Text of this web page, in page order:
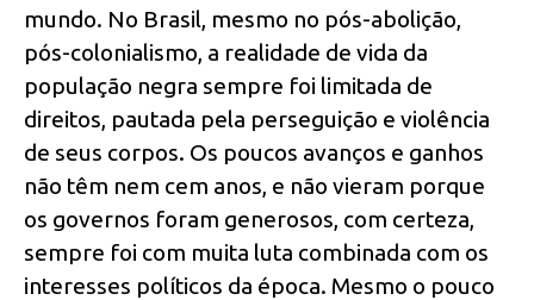
mundo. No Brasil, mesmo no pós-abolição,
pós-colonialismo, a realidade de vida da
população negra sempre foi limitada de
direitos, pautada pela perseguição e violência
de seus corpos. Os poucos avanços e ganhos
não têm nem cem anos, e não vieram porque
os governos foram generosos, com certeza,
sempre foi com muita luta combinada com os
interesses políticos da época. Mesmo o pouco